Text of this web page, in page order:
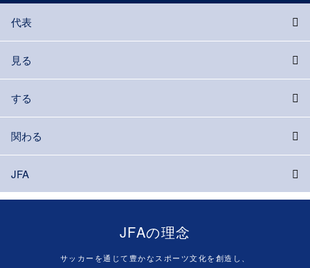
代表
見る
する
関わる
JFA
JFAの理念
サッカーを通じて豊かなスポーツ文化を創造し、